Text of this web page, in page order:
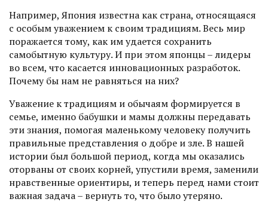
Например, Япония известна как страна, относящаяся
с особым уважением к своим традициям. Весь мир
поражается тому, как им удается сохранить
самобытную культуру. И при этом японцы – лидеры
во всем, что касается инновационных разработок.
Почему бы нам не равняться на них?
Уважение к традициям и обычаям формируется в
семье, именно бабушки и мамы должны передавать
эти знания, помогая маленькому человеку получить
правильные представления о добре и зле. В нашей
истории был большой период, когда мы оказались
отор­ваны от своих корней, упустили время, заменили
нравственные ориентиры, и теперь перед нами стоит
важная задача – вернуть то, что было утеряно.